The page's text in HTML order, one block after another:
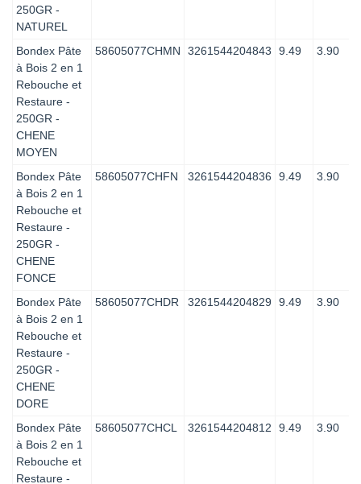
250GR -
NATUREL
Bondex Pâte
à Bois 2 en 1
Rebouche et
Restaure -
250GR -
CHENE
MOYEN
58605077CHMN 3261544204843 9.49 3.90
Bondex Pâte
à Bois 2 en 1
Rebouche et
Restaure -
250GR -
CHENE
FONCE
58605077CHFN 3261544204836 9.49 3.90
Bondex Pâte
à Bois 2 en 1
Rebouche et
Restaure -
250GR -
CHENE
DORE
58605077CHDR 3261544204829 9.49 3.90
Bondex Pâte
à Bois 2 en 1
Rebouche et
Restaure -
58605077CHCL 3261544204812 9.49 3.90